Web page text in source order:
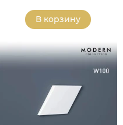
В корзину